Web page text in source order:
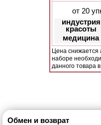
от 20
индустрия
красоты
медицина
Цена снижается
наборе
данного товара
Обмен и возврат